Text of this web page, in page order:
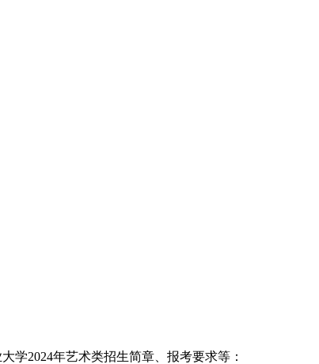
学2024年艺术类招生简章、报考要求等：